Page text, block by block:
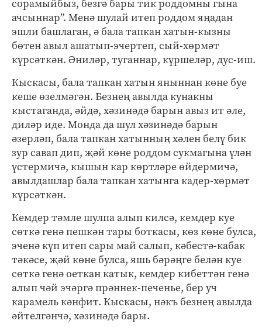
сорамыйбыз, безгә бары тик роддомны гына
ачсыннар”. Менә шулай итеп роддом яңадан
эшли башлаган, ә бала тапкан хатын-кызны
бөтен авыл ашатып-эчертеп, сый-хөрмәт
күрсәткән. Әниләр, туганнар, күршеләр, дус-иш.
Кыскасы, бала тапкан хатын яныннан көне буе
кеше өзелмәгән. Безнең авылда кунакны
кыстаганда, әйдә, хәзинәдә барын авыз ит әле,
диләр иде. Монда да шул хәзинәдә барын
әзерләп, бала тапкан хатынның хәлен белү бик
зур савап дип, җәй көне роддом сукмагына үлән
үстермичә, кышын кар көртләре өйдермичә,
авылдашлар бала тапкан хатынга кадер-хөрмәт
күрсәткән.
Кемдер тәмле шулпа алып килсә, кемдер куе
сөткә генә пешкән тары боткасы, көз көне булса,
эченә күп итеп сары май салып, кәбестә-кабак
тәкәсе, җәй көне булса, яшь бәрәңге белән куе
сөткә генә оеткан катык, кемдер кибеттән генә
алып чәй эчәргә прәннек-печенье, бер уч
карамель кәнфит. Кыскасы, нәкъ безнең авылда
әйтелгәнчә, хәзинәдә бары.